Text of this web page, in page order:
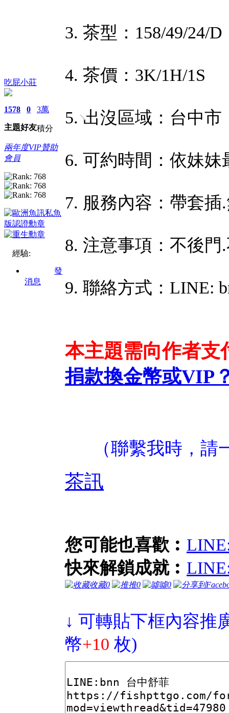
吃屁小莊
1578
主題
0
好友
3萬
積分
兩年度VIP贊助
會員
經驗:
發
消息
3. 茶型：158/49/24/D
4. 茶價：3K/1H/1S
5. 出沒區域：台中市
6. 可約時間：依妹妹
7. 服務內容：帶套插
8. 注意事項：不後門
9. 聯絡方式：LINE:
本主題需向作者
捐款換金幣或VIP
（聯繫我時，請
茶訊
您可能也喜歡︰
快來解鎖成就︰
收藏0 推0 噓0
↓ 可轉貼下框內容推
幣+10 枚)